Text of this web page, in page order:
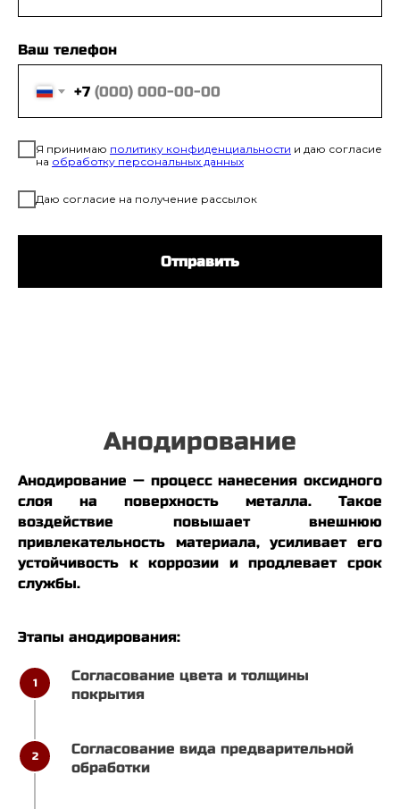
Ваш телефон
+7
Я принимаю политику конфиденциальности и даю согласие
на обработку персональных данных
Даю согласие на получение рассылок
Отправить
Анодирование
Анодирование — процесс нанесения оксидного
слоя на поверхность металла. Такое
воздействие повышает внешнюю
привлекательность материала, усиливает его
устойчивость к коррозии и продлевает срок
службы.
Этапы анодирования:
1
Согласование цвета и толщины
покрытия
2
Согласование вида предварительной
обработки
Преимущества мини-линии